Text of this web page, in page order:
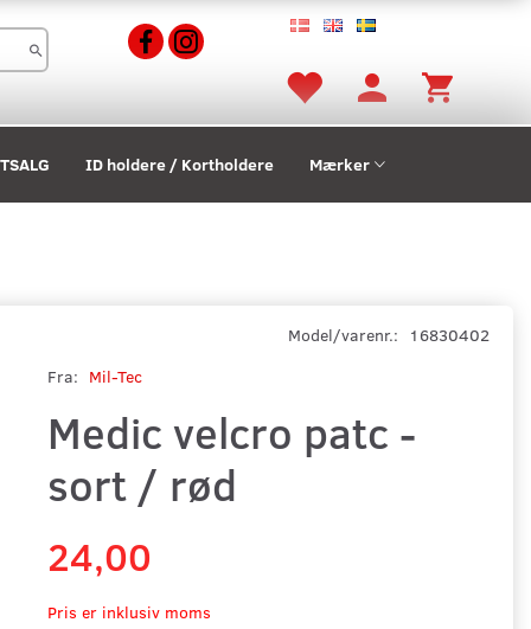
ID holdere / Kortholdere Mærker
Model/varenr.:
16830402
Fra: Mil-Tec
Medic velcro patc -
sort / rød
24,00
Pris er inklusiv moms